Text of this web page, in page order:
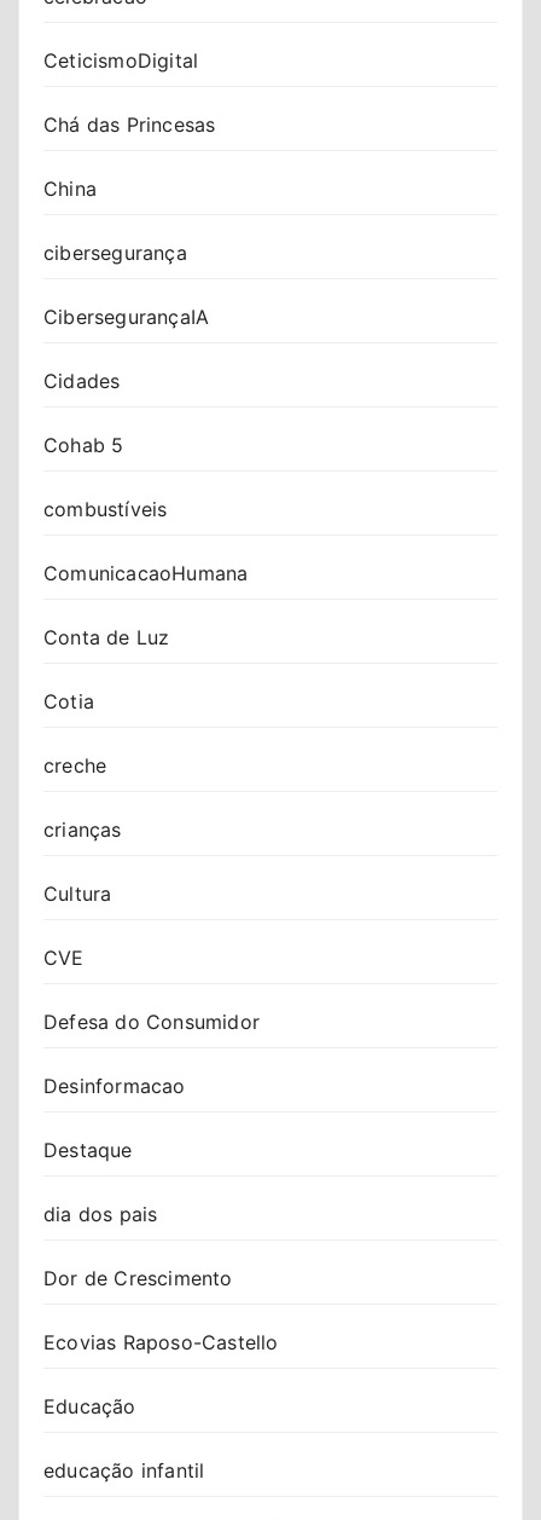
CeticismoDigital
Chá das Princesas
China
cibersegurança
CibersegurançaIA
Cidades
Cohab 5
combustíveis
ComunicacaoHumana
Conta de Luz
Cotia
creche
crianças
Cultura
CVE
Defesa do Consumidor
Desinformacao
Destaque
dia dos pais
Dor de Crescimento
Ecovias Raposo-Castello
Educação
educação infantil